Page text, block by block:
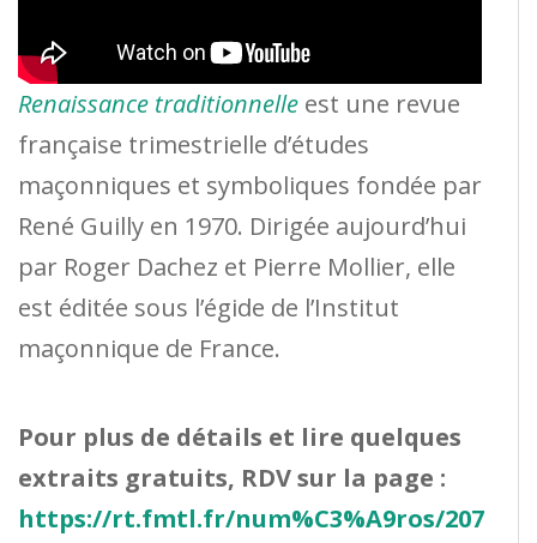
Renaissance traditionnelle est une revue
française trimestrielle d’études
maçonniques et symboliques fondée par
René Guilly en 1970. Dirigée aujourd’hui
par Roger Dachez et Pierre Mollier, elle
est éditée sous l’égide de l’Institut
maçonnique de France.
Pour plus de détails et lire quelques
extraits gratuits, RDV sur la page :
https://rt.fmtl.fr/num%C3%A9ros/207